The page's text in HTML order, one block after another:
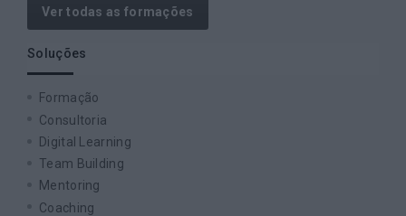
Ver todas as formações
Soluções
Formação
Consultoria
Digital Learning
Team Building
Mentoring
Coaching